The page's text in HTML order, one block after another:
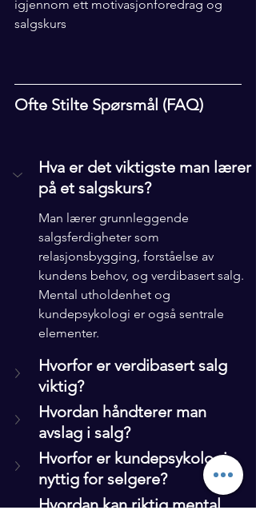
igjennom ett motivasjonforedrag og
salgskurs
Ofte Stilte Spørsmål (FAQ)
Hva er det viktigste man lærer
på et salgskurs?
Man lærer grunnleggende
salgsferdigheter som
relasjonsbygging, forståelse av
kundens behov, og verdibasert salg.
Mental utholdenhet og
kundepsykologi er også sentrale
elementer.
Hvorfor er verdibasert salg
viktig?
Hvordan håndterer man
avslag i salg?
Hvorfor er kundepsykologi
nyttig for selgere?
Hvordan kan riktig mental